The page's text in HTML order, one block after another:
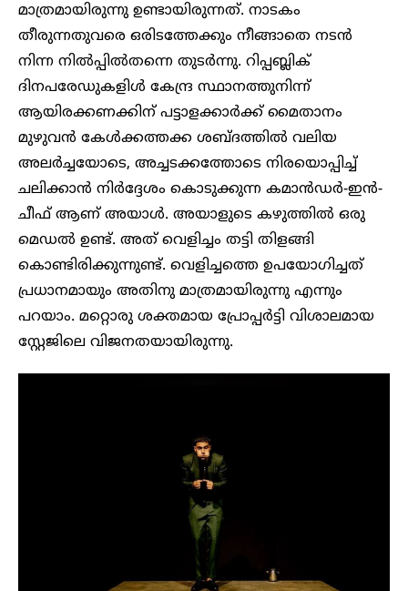
മാത്രമായിരുന്നു ഉണ്ടായിരുന്നത്. നാടകം
തീരുന്നതുവരെ ഒരിടത്തേക്കും നീങ്ങാതെ നടൻ
നിന്ന നിൽപ്പിൽതന്നെ തുടർന്നു. റിപ്പബ്ലിക്
ദിനപരേഡുകളിൾ കേന്ദ്ര സ്ഥാനത്തുനിന്ന്
ആയിരക്കണക്കിന് പട്ടാളക്കാർക്ക്‌ മൈതാനം
മുഴുവൻ കേൾക്കത്തക്ക ശബ്ദത്തിൽ വലിയ
അലർച്ചയോടെ, അച്ചടക്കത്തോടെ നിരയൊപ്പിച്ച്
ചലിക്കാൻ നിർദ്ദേശം കൊടുക്കുന്ന കമാൻഡർ-ഇൻ-
ചീഫ് ആണ് അയാൾ. അയാളുടെ കഴുത്തിൽ ഒരു
മെഡൽ ഉണ്ട്. അത് വെളിച്ചം തട്ടി തിളങ്ങി
കൊണ്ടിരിക്കുന്നുണ്ട്. വെളിച്ചത്തെ ഉപയോഗിച്ചത്
പ്രധാനമായും അതിനു മാത്രമായിരുന്നു എന്നും
പറയാം. മറ്റൊരു ശക്തമായ പ്രോപ്പർട്ടി വിശാലമായ
സ്റ്റേജിലെ വിജനതയായിരുന്നു.